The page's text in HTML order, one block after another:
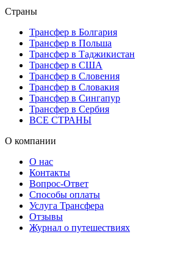
Страны
Трансфер в Болгария
Трансфер в Польша
Трансфер в Таджикистан
Трансфер в США
Трансфер в Словения
Трансфер в Словакия
Трансфер в Сингапур
Трансфер в Сербия
ВСЕ СТРАНЫ
О компании
О нас
Контакты
Вопрос-Ответ
Способы оплаты
Услуга Трансфера
Отзывы
Журнал о путешествиях